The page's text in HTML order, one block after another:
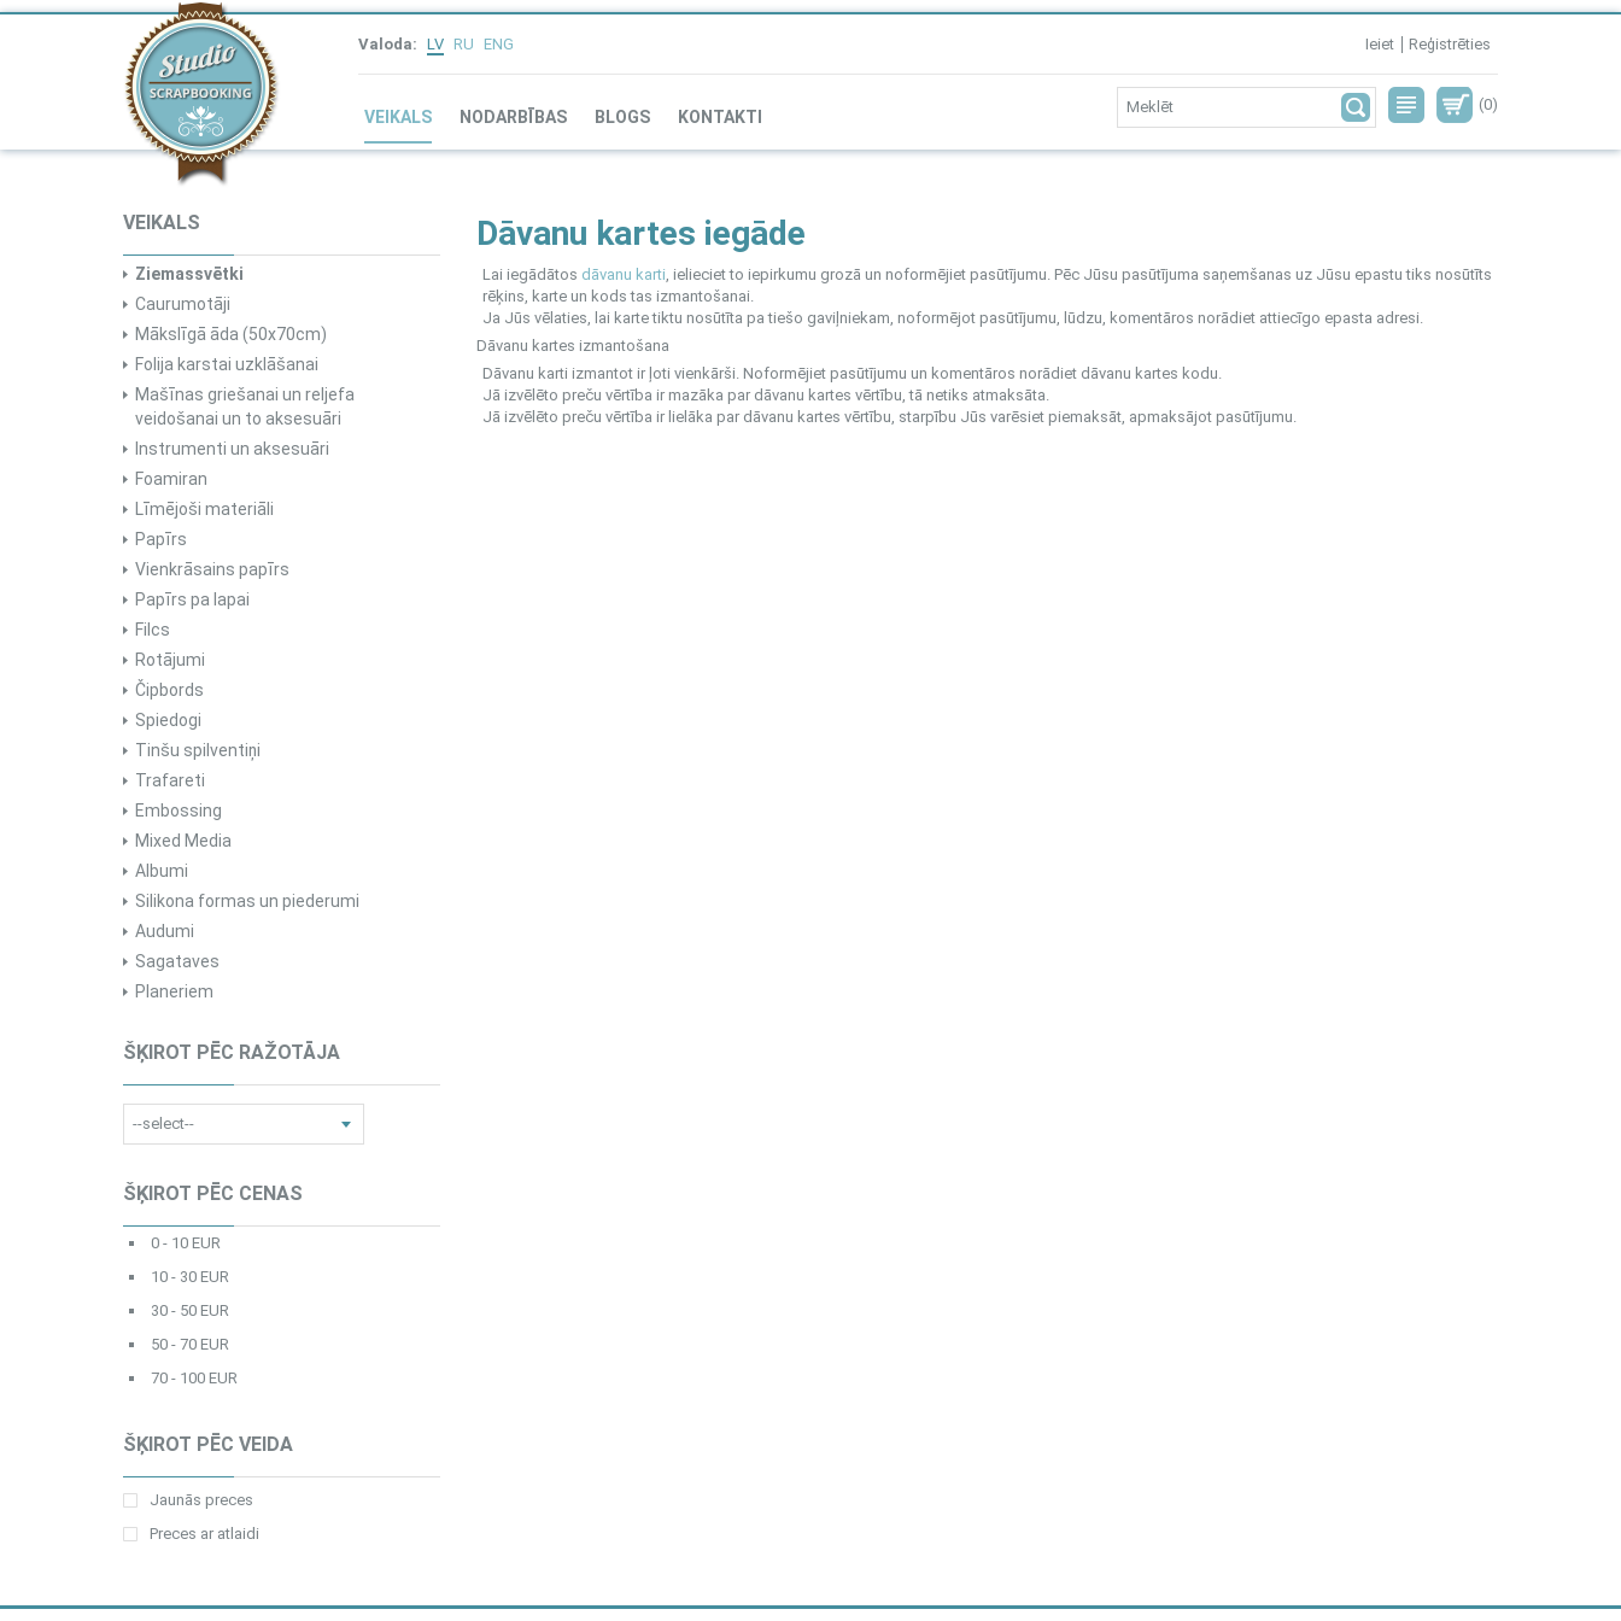
Valoda: LV RU ENG Ieiet Reģistrēties
VEIKALS NODARBĪBAS BLOGS KONTAKTI
(0)
VEIKALS
Ziemassvētki
Caurumotāji
Mākslīgā āda (50x70cm)
Folija karstai uzklāšanai
Mašīnas griešanai un reljefa
veidošanai un to aksesuāri
Instrumenti un aksesuāri
Foamiran
Līmējoši materiāli
Papīrs
Vienkrāsains papīrs
Papīrs pa lapai
Filcs
Rotājumi
Čipbords
Spiedogi
Tinšu spilventiņi
Trafareti
Embossing
Mixed Media
Albumi
Silikona formas un piederumi
Audumi
Sagataves
Planeriem
ŠĶIROT PĒC RAŽOTĀJA
ŠĶIROT PĒC CENAS
0 - 10 EUR
10 - 30 EUR
30 - 50 EUR
50 - 70 EUR
70 - 100 EUR
ŠĶIROT PĒC VEIDA
Jaunās preces
Preces ar atlaidi
Dāvanu kartes iegāde
Lai iegādātos dāvanu karti, ielieciet to iepirkumu grozā un noformējiet pasūtījumu. Pēc Jūsu pasūtījuma saņemšanas uz Jūsu epastu tiks nosūtīts
rēķins, karte un kods tas izmantošanai.
Ja Jūs vēlaties, lai karte tiktu nosūtīta pa tiešo gaviļniekam, noformējot pasūtījumu, lūdzu, komentāros norādiet attiecīgo epasta adresi.
Dāvanu kartes izmantošana
Dāvanu karti izmantot ir ļoti vienkārši. Noformējiet pasūtījumu un komentāros norādiet dāvanu kartes kodu.
Jā izvēlēto preču vērtība ir mazāka par dāvanu kartes vērtību, tā netiks atmaksāta.
Jā izvēlēto preču vērtība ir lielāka par dāvanu kartes vērtību, starpību Jūs varēsiet piemaksāt, apmaksājot pasūtījumu.